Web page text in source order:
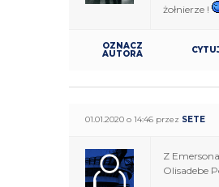
żołnierze !
OZNACZ
AUTORA
01.01.2020 o 14:46 przez SETE
Z
Olisadebe